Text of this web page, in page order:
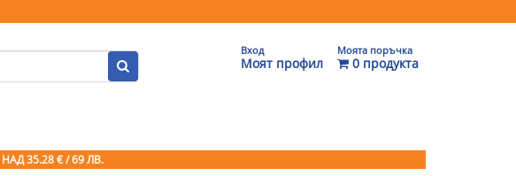
Вход
Моят профил
Моята поръчка
0 продукта
НАД 35.28 € / 69 ЛВ.